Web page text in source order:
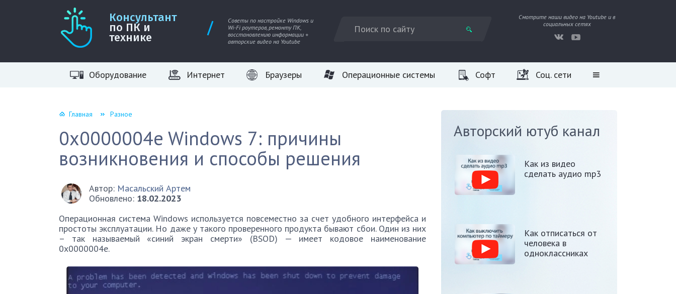
Консультант
по ПК и
технике
Советы по настройке Windows и
Wi-Fi роутеров, ремонту ПК,
восстановлению информации +
авторские видео на Youtube
Смотрите наши видео на Youtube и в
социальных сетях
Оборудование Интернет Браузеры Операционные системы Софт Соц. сети
Главная Разное
0x0000004e Windows 7: причины
возникновения и способы решения
Автор: Масальский Артем
Обновлено: 18.02.2023
Операционная система Windows используется повсеместно за счет удобного интерфейса и
простоты эксплуатации. Но даже у такого проверенного продукта бывают сбои. Один из них
– так называемый «синий экран смерти» (BSOD) — имеет кодовое наименование
0x0000004e.
Авторский ютуб канал
Как из видео
сделать аудио mp3
Как отписаться от
человека в
одноклассниках